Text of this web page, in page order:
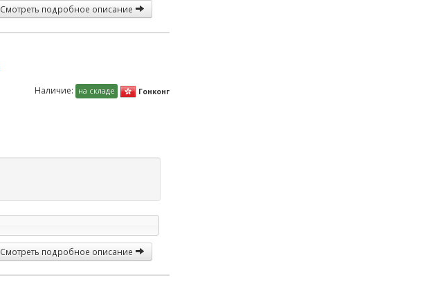
Смотреть подробное описание
Наличие: на складе Гонконг
Смотреть подробное описание